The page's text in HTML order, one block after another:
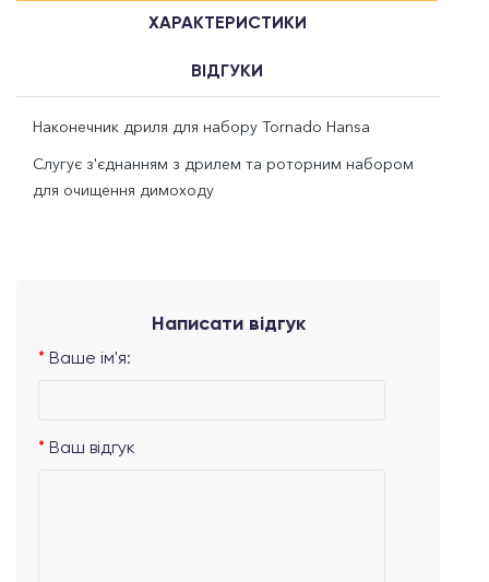
ХАРАКТЕРИСТИКИ
ВІДГУКИ
Наконечник дриля для набору Tornado Hansa
Слугує з'єднанням з дрилем та роторним набором
для очищення димоходу
Написати відгук
Ваше ім'я:
Ваш відгук